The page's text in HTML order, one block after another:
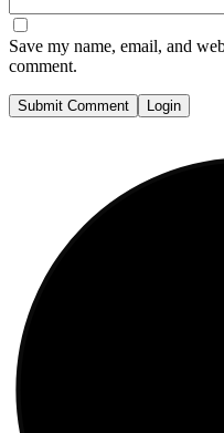
Save my name, email, and
comment.
Submit Comment Login